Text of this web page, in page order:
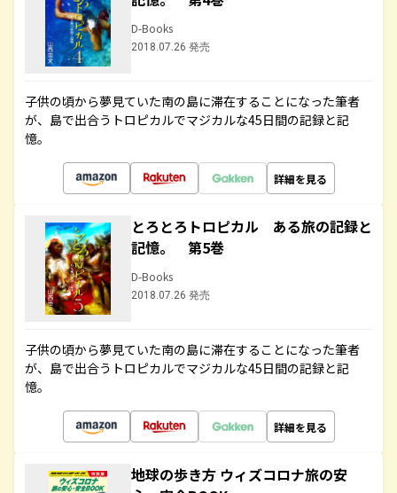
D-Books
2018.07.26 発売
子供の頃から夢見ていた南の島に滞在することになった筆者
が、島で出合うトロピカルでマジカルな45日間の記録と記
憶。
詳細を見る
とろとろトロピカル ある旅の記録と
記憶。 第5巻
D-Books
2018.07.26 発売
子供の頃から夢見ていた南の島に滞在することになった筆者
が、島で出合うトロピカルでマジカルな45日間の記録と記
憶。
詳細を見る
地球の歩き方 ウィズコロナ旅の安